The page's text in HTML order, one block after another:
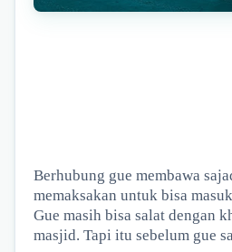
Berhubung gue membawa
memaksakan untuk bisa
Gue masih bisa salat dengan
masjid. Tapi itu sebelum gue